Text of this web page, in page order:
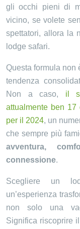
gli occhi pieni di
vicino, se volete
spettatori, allora la
lodge safari.
Questa formula non
tendenza
Non a caso, il
attualmente ben
per il 2024, un
che sempre più
avventura,
connessione.
Scegliere un
un’esperienza
non solo una
Significa riscoprire